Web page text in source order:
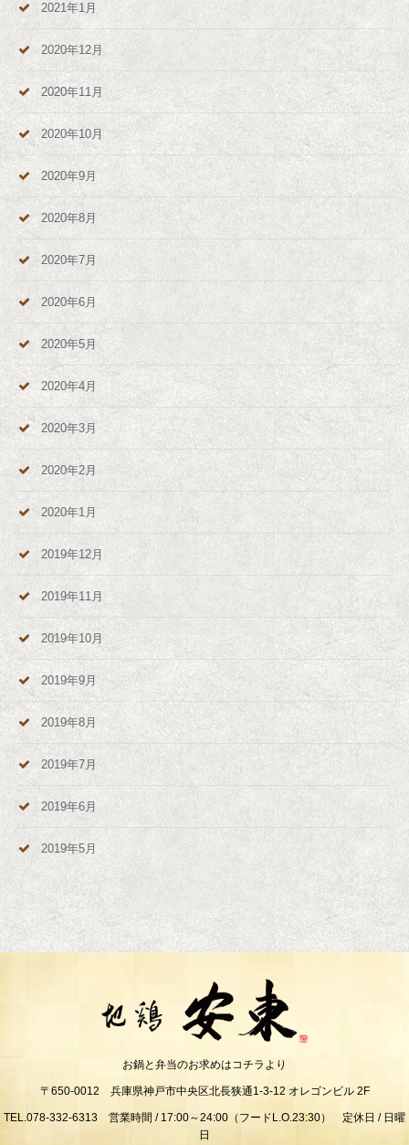
2021年1月
2020年12月
2020年11月
2020年10月
2020年9月
2020年8月
2020年7月
2020年6月
2020年5月
2020年4月
2020年3月
2020年2月
2020年1月
2019年12月
2019年11月
2019年10月
2019年9月
2019年8月
2019年7月
2019年6月
2019年5月
お鍋と弁当のお求めはコチラより
〒650-0012 兵庫県神戸市中央区北長狭通1-3-12 オレゴンビル 2F
TEL.078-332-6313 営業時間 / 17:00～24:00（フードL.O.23:30） 定休日 / 日曜
日